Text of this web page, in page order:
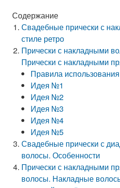
Содержание
Свадебные прически с
стиле ретро
Прически с накладными
Прически с накладными
Правила использования
Идея №1
Идея №2
Идея №3
Идея №4
Идея №5
Свадебные прически с
волосы. Особенности
Прически с накладными
волосы. Накладные